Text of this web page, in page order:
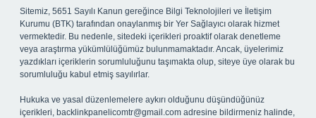
Sitemiz, 5651 Sayılı Kanun gereğince Bilgi Teknolojileri ve İletişim
Kurumu (BTK) tarafından onaylanmış bir Yer Sağlayıcı olarak hizmet
vermektedir. Bu nedenle, sitedeki içerikleri proaktif olarak denetleme
veya araştırma yükümlülüğümüz bulunmamaktadır. Ancak, üyelerimiz
yazdıkları içeriklerin sorumluluğunu taşımakta olup, siteye üye olarak bu
sorumluluğu kabul etmiş sayılırlar.
Hukuka ve yasal düzenlemelere aykırı olduğunu düşündüğünüz
içerikleri, backlinkpanelicomtr@gmail.com adresine bildirmeniz halinde,